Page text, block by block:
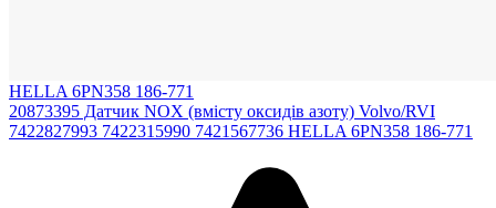
HELLA 6PN358 186-771
20873395 Датчик NOX (вмісту оксидів азоту) Volvo/RVI
7422827993 7422315990 7421567736 HELLA 6PN358 186-771